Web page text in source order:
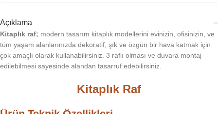
Açıklama
Kitaplık raf; modern tasarım kitaplık modellerini evinizin, ofisinizin, ve
tüm yaşam alanlarınızda dekoratif, şık ve özgün bir hava katmak için
çok amaçlı olarak kullanabilirsiniz. 3 raflı olması ve duvara montaj
edilebilmesi sayesinde alandan tasarruf edebilirsiniz.
Kitaplık Raf